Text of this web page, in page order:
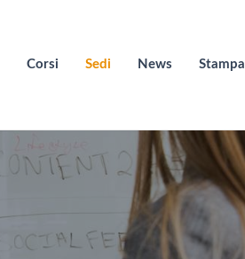
Corsi Sedi News Stampa